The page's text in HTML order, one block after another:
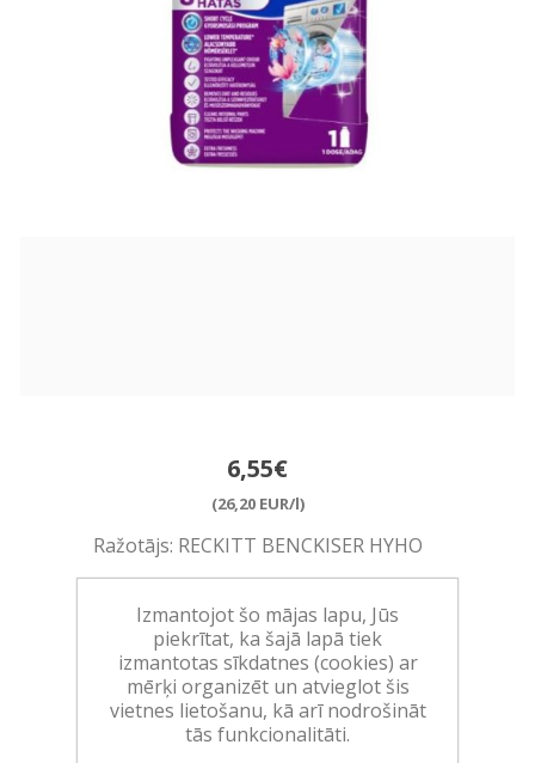
6,55€
(26,20 EUR/l)
Ražotājs: RECKITT BENCKISER HYHO
Art.:256055
EAN:5999109521927
Iepakojumā:6
Izmantojot šo mājas lapu, Jūs
piekrītat, ka šajā lapā tiek
izmantotas sīkdatnes (cookies) ar
mērķi organizēt un atvieglot šis
vietnes lietošanu, kā arī nodrošināt
tās funkcionalitāti.